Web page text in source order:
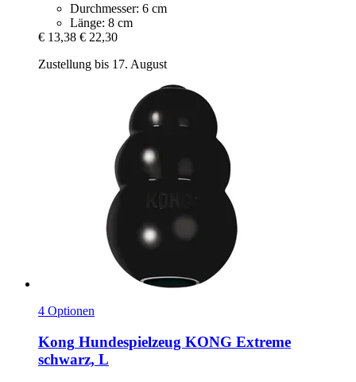
Durchmesser: 6 cm
Länge: 8 cm
€ 13,38 € 22,30
Zustellung bis 17. August
4 Optionen
Kong Hundespielzeug KONG Extreme
schwarz, L